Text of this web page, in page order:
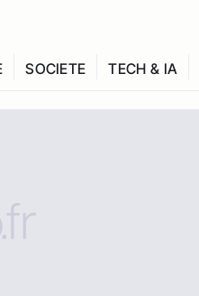
SOCIETE TECH & IA